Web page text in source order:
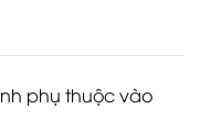
phụ thuộc vào